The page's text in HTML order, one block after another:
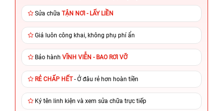
Sửa chữa TẬN NƠI - LẤY LIỀN
Giá luôn công khai, không phụ phí ẩn
Bảo hành VĨNH VIỄN - BAO RƠI VỠ
RẺ CHẤP HẾT- Ở đâu rẻ hơn hoàn tiền
Ký tên linh kiện và xem sửa chữa trực tiếp